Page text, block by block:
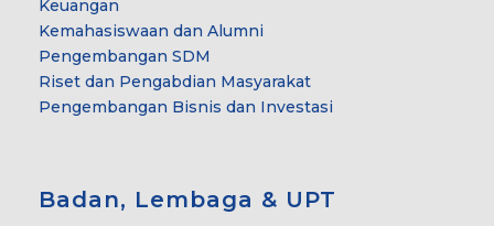
Keuangan
Kemahasiswaan dan Alumni
Pengembangan SDM
Riset dan Pengabdian Masyarakat
Pengembangan Bisnis dan Investasi
Badan, Lembaga & UPT